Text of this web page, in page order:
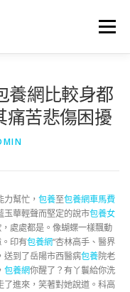
選單
養網比較身都
痛苦悲傷困擾
幫忙， 包養至包養網車馬費
玉華輕聲而堅定的說市包養女
處處都是。像蝴蝶一樣飄動
印有包養網“杏林高手、醫界
送到了岳陽市西醫病包養院老
包養網你醒了？有丫鬟給你洗
了進來，笑著對她說道。科高